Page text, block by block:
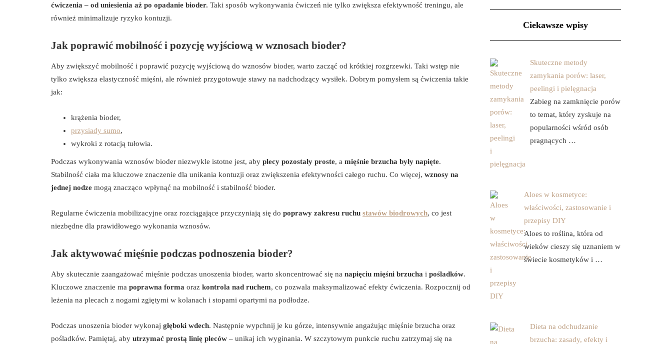
ćwiczenia – od uniesienia aż po opadanie bioder. Taki sposób wykonywania ćwiczeń nie tylko zwiększa efektywność treningu, ale
również minimalizuje ryzyko kontuzji.
Jak poprawić mobilność i pozycję wyjściową w wznosach bioder?
Aby zwiększyć mobilność i poprawić pozycję wyjściową do wznosów bioder, warto zacząć od krótkiej rozgrzewki. Taki wstęp nie
tylko zwiększa elastyczność mięśni, ale również przygotowuje stawy na nadchodzący wysiłek. Dobrym pomysłem są ćwiczenia takie
jak:
krążenia bioder,
przysiady sumo,
wykroki z rotacją tułowia.
Podczas wykonywania wznosów bioder niezwykle istotne jest, aby plecy pozostały proste, a mięśnie brzucha były napięte.
Stabilność ciała ma kluczowe znaczenie dla unikania kontuzji oraz zwiększenia efektywności całego ruchu. Co więcej, wznosy na
jednej nodze mogą znacząco wpłynąć na mobilność i stabilność bioder.
Regularne ćwiczenia mobilizacyjne oraz rozciągające przyczyniają się do poprawy zakresu ruchu stawów biodrowych, co jest
niezbędne dla prawidłowego wykonania wznosów.
Jak aktywować mięśnie podczas podnoszenia bioder?
Aby skutecznie zaangażować mięśnie podczas unoszenia bioder, warto skoncentrować się na napięciu mięśni brzucha i pośladków.
Kluczowe znaczenie ma poprawna forma oraz kontrola nad ruchem, co pozwala maksymalizować efekty ćwiczenia. Rozpocznij od
leżenia na plecach z nogami zgiętymi w kolanach i stopami opartymi na podłodze.
Podczas unoszenia bioder wykonaj głęboki wdech. Następnie wypchnij je ku górze, intensywnie angażując mięśnie brzucha oraz
pośladków. Pamiętaj, aby utrzymać prostą linię pleców – unikaj ich wyginania. W szczytowym punkcie ruchu zatrzymaj się na
Ciekawsze wpisy
Skuteczne metody
zamykania porów: laser,
peelingi i pielęgnacja
Zabieg na zamknięcie porów
to temat, który zyskuje na
popularności wśród osób
pragnących …
Aloes w kosmetyce:
właściwości, zastosowanie i
przepisy DIY
Aloes to roślina, która od
wieków cieszy się uznaniem w
świecie kosmetyków i …
Dieta na odchudzanie
brzucha: zasady, efekty i